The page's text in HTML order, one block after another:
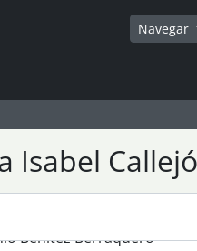
Navegar
Isabel
Ruiz Muñoz
Cordero Cuéllar
Herrera Fernández
Acosta Orge
Romero Calero
Ruiz
Benitez Berraquero